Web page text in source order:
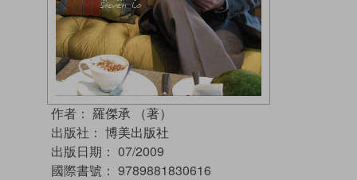
作者： 羅傑承 （著）
出版社： 博美出版社
出版日期： 07/2009
國際書號： 9789881830616